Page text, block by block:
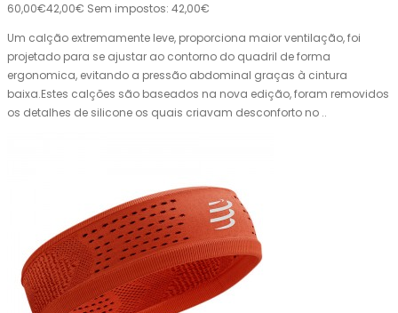
60,00€42,00€ Sem impostos: 42,00€
Um calção extremamente leve, proporciona maior ventilação, foi
projetado para se ajustar ao contorno do quadril de forma
ergonomica, evitando a pressão abdominal graças à cintura
baixa.Estes calções são baseados na nova edição, foram removidos
os detalhes de silicone os quais criavam desconforto no ..